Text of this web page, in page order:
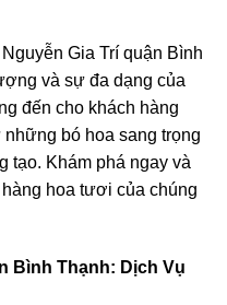
Gia Trí quận Bình
và sự đa dạng của
đến cho khách hàng
bó hoa sang trọng
tạo. Khám phá ngay và
hoa tươi của chúng
Bình Thạnh: Dịch Vụ